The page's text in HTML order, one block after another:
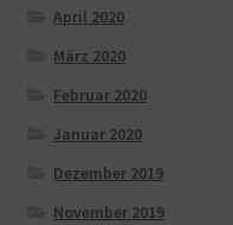
April 2020
März 2020
Februar 2020
Januar 2020
Dezember 2019
November 2019